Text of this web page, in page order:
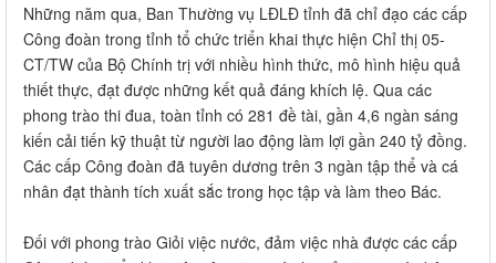
Những năm qua, Ban Thường vụ LĐLĐ tỉnh đã chỉ đạo các cấp
Công đoàn trong tỉnh tổ chức triển khai thực hiện Chỉ thị 05-
CT/TW của Bộ Chính trị với nhiều hình thức, mô hình hiệu quả
thiết thực, đạt được những kết quả đáng khích lệ. Qua các
phong trào thi đua, toàn tỉnh có 281 đề tài, gần 4,6 ngàn sáng
kiến cải tiến kỹ thuật từ người lao động làm lợi gần 240 tỷ đồng.
Các cấp Công đoàn đã tuyên dương trên 3 ngàn tập thể và cá
nhân đạt thành tích xuất sắc trong học tập và làm theo Bác.
Đối với phong trào Giỏi việc nước, đảm việc nhà được các cấp